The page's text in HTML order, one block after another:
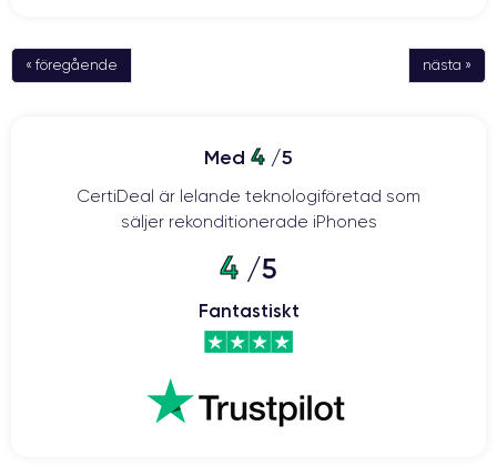
« föregående nästa »
Med 4 /5
CertiDeal är lelande teknologiföretad som
säljer rekonditionerade iPhones
4 /5
Fantastiskt